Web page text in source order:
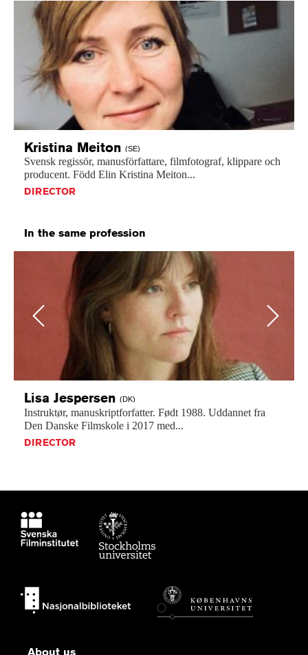
Kristina Meiton (SE)
Svensk regissör, manusförfattare, filmfotograf, klippare och
producent. Född Elin Kristina Meiton...
DIRECTOR
In the same profession
Previous
Lisa Jespersen (DK)
Instruktør, manuskriptforfatter. Født 1988. Uddannet fra
Den Danske Filmskole i 2017 med...
DIRECTOR
Next
About us